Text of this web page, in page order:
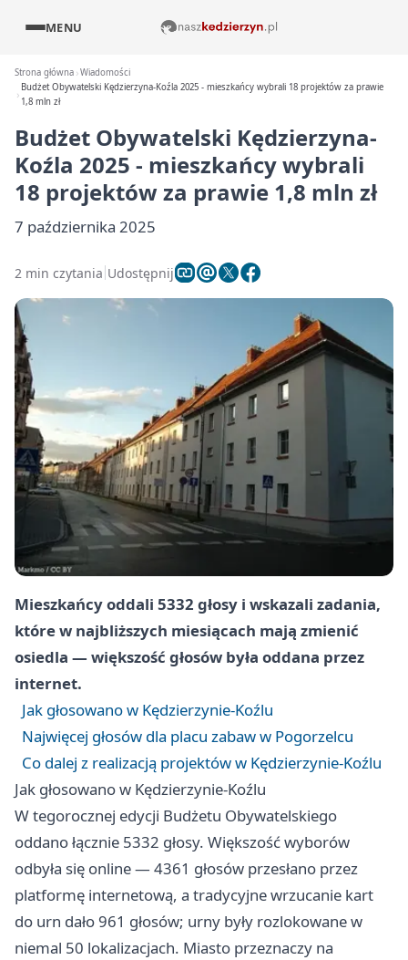
MENU
Strona główna Wiadomości
Budżet Obywatelski Kędzierzyna-Koźla 2025 - mieszkańcy wybrali 18 projektów za prawie
1,8 mln zł
Budżet Obywatelski Kędzierzyna-
Koźla 2025 - mieszkańcy wybrali
18 projektów za prawie 1,8 mln zł
7 października 2025
2 min czytania Udostępnij
Mieszkańcy oddali 5332 głosy i wskazali zadania,
które w najbliższych miesiącach mają zmienić
osiedla — większość głosów była oddana przez
internet.
Jak głosowano w Kędzierzynie-Koźlu
Najwięcej głosów dla placu zabaw w Pogorzelcu
Co dalej z realizacją projektów w Kędzierzynie-Koźlu
Jak głosowano w Kędzierzynie-Koźlu
W tegorocznej edycji Budżetu Obywatelskiego
oddano łącznie 5332 głosy. Większość wyborów
odbyła się online — 4361 głosów przesłano przez
platformę internetową, a tradycyjne wrzucanie kart
do urn dało 961 głosów; urny były rozlokowane w
niemal 50 lokalizacjach. Miasto przeznaczy na